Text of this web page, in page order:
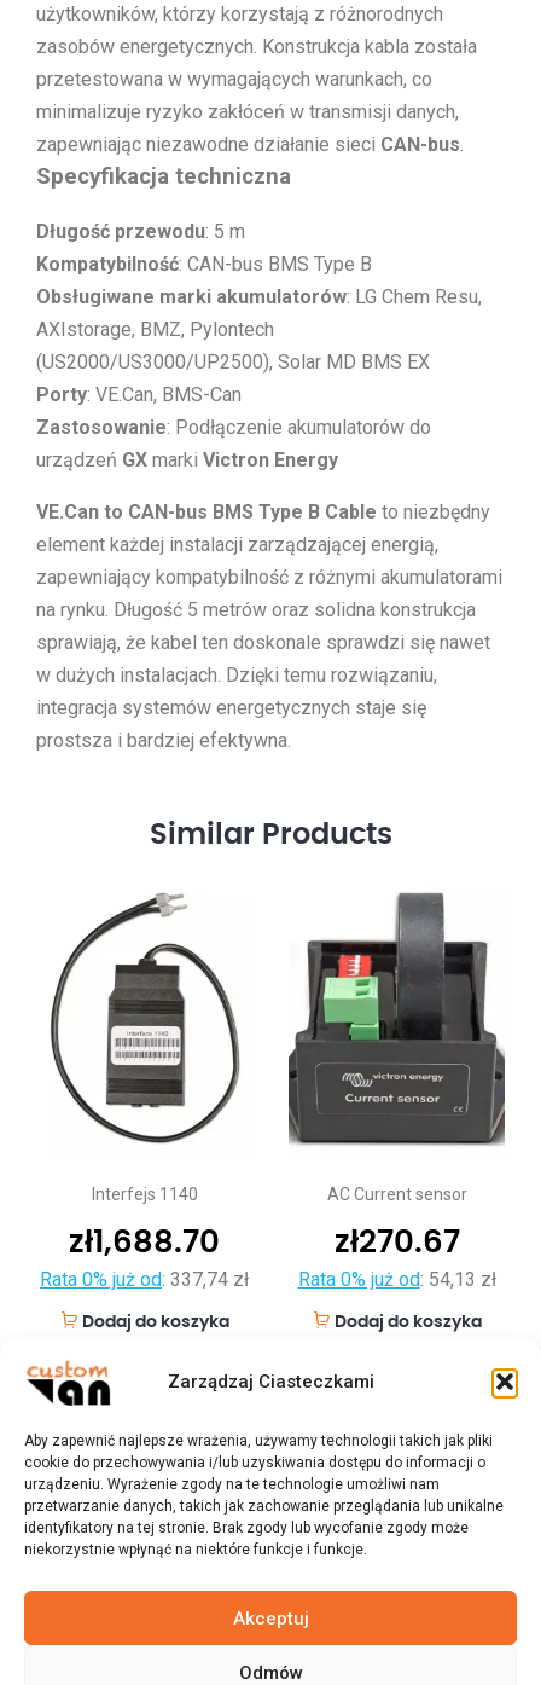
Zarządzaj Ciasteczkami
Aby zapewnić najlepsze wrażenia, używamy technologii takich jak pliki
cookie do przechowywania i/lub uzyskiwania dostępu do informacji o
urządzeniu. Wyrażenie zgody na te technologie umożliwi nam
przetwarzanie danych, takich jak zachowanie przeglądania lub unikalne
identyfikatory na tej stronie. Brak zgody lub wycofanie zgody może
niekorzystnie wpłynąć na niektóre funkcje i funkcje.
Akceptuj
Odmów
użytkowników, którzy korzystają z różnorodnych
zasobów energetycznych. Konstrukcja kabla została
przetestowana w wymagających warunkach, co
minimalizuje ryzyko zakłóceń w transmisji danych,
zapewniając niezawodne działanie sieci CAN-bus
Specyfikacja techniczna
Długość przewodu: 5 m
Kompatybilność: CAN-bus BMS Type B
Obsługiwane marki akumulatorów: LG Chem Resu,
AXIstorage, BMZ, Pylontech
(US2000/US3000/UP2500), Solar MD BMS EX
Porty: VE.Can, BMS-Can
Zastosowanie: Podłączenie akumulatorów do
urządzeń GX marki Victron Energy
VE.Can to CAN-bus BMS Type B Cable to niezbędny
element każdej instalacji zarządzającej energią,
zapewniający kompatybilność z różnymi akumulatorami
na rynku. Długość 5 metrów oraz solidna konstrukcja
sprawiają, że kabel ten doskonale sprawdzi się nawet
w dużych instalacjach. Dzięki temu rozwiązaniu,
integracja systemów energetycznych staje się
prostsza i bardziej efektywna.
Similar Products
Interfejs 1140
zł1,688.70
Rata 0% już od: 337,74 zł
Dodaj do koszyka
AC Current sensor
zł270.67
Rata 0% już od: 54,13 zł
Dodaj do koszyka